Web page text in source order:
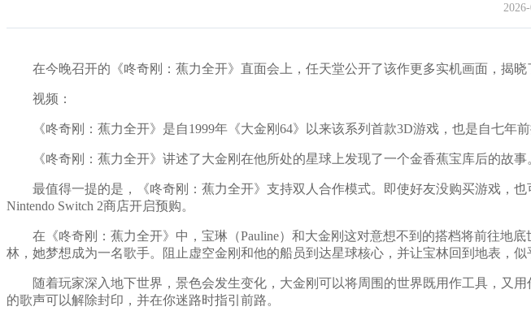
在今晚召开的《咚奇刚：蕉力全开》直面会上，任天堂公开了该作更多实机画面，揭
视频：
《咚奇刚：蕉力全开》是自1999年《大金刚64》以来该系列首款3D游戏，也是自七
《咚奇刚：蕉力全开》讲述了大金刚在他所处的星球上发现了一个金香蕉宝库后的故
最值得一提的是，《咚奇刚：蕉力全开》支持双人合作模式。即使好友没购买游戏，
Nintendo Switch 2商店开启预购。
在《咚奇刚：蕉力全开》中，宝琳（Pauline）和大金刚这对意想不到的搭档将前往
林，她梦想成为一名歌手。阻止虚空金刚和他的船员到达星球核心，并让宝林回到地表，似
随着玩家深入地下世界，景色会发生变化，大金刚可以将周围的世界既用作工具，又
的歌声可以解除封印，并在你迷路时指引前路。